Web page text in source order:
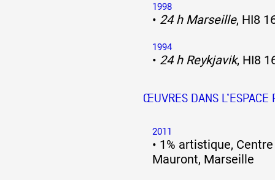
1998
• 24 h Marseille, HI8
1994
• 24 h Reykjavik, HI8
ŒUVRES DANS L’ESPACE
2011
• 1% artistique,
Mauront, Marseille